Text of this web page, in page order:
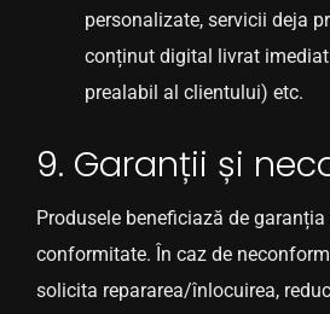
personalizate, servicii deja
conținut digital livrat
prealabil al clientului) etc.
9. Garanții și
Produsele beneficiază de
conformitate. În caz de
solicita repararea/înlocuirea,